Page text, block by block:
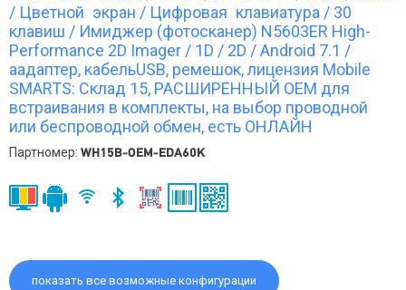
/ Цветной экран / Цифровая клавиатура / 30
клавиш / Имиджер (фотосканер) N5603ER High-
Performance 2D Imager / 1D / 2D / Android 7.1 /
аадаптер, кабельUSB, ремешок, лицензия Mobile
SMARTS: Склад 15, РАСШИРЕННЫЙ OEM для
встраивания в комплекты, на выбор проводной
или беспроводной обмен, есть ОНЛАЙН
Партномер: WH15B-OEM-EDA60K
показать все возможные конфигурации